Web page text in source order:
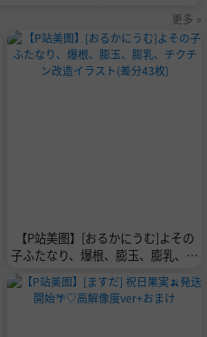
更多 »
【P站美图】[おるかにうむ]よその
子ふたなり、爆根、膨玉、膨乳、チ